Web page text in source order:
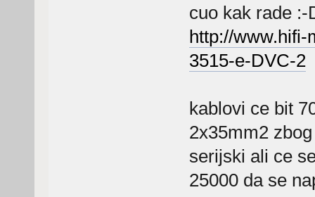
cuo kak rade :-
http://www.hifi-
3515-e-DVC-2
kablovi ce bit
2x35mm2
serijski ali ce
25000 da se